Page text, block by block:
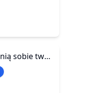
Wszyscy cenią sobie twoją szczerość, dopóki nie jesteś szczery na ich temat, wtedy jesteś dupkiem